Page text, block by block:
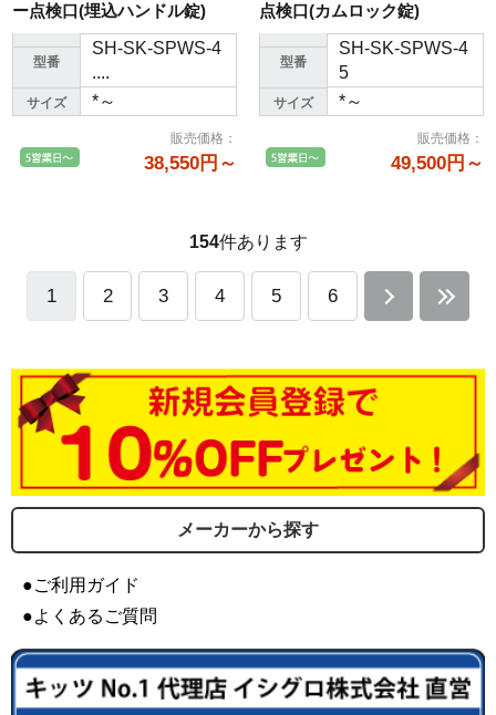
ー点検口(埋込ハンドル錠)
型番
SH-SK-SPWS-4
....
サイズ *～
販売価格 ：
38,550円～
点検口(カムロック錠)
型番
SH-SK-SPWS-4
5
サイズ *～
販売価格 ：
49,500円～
154件あります
1 2 3 4 5 6
メーカーから探す
●ご利用ガイド
●よくあるご質問